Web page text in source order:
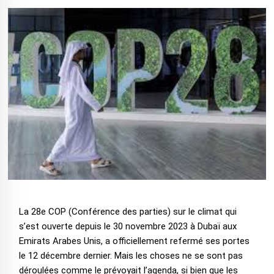
La 28e COP (Conférence des parties) sur le climat qui
s’est ouverte depuis le 30 novembre 2023 à Dubaï aux
Emirats Arabes Unis, a officiellement refermé ses portes
le 12 décembre dernier. Mais les choses ne se sont pas
déroulées comme le prévoyait l’agenda, si bien que les